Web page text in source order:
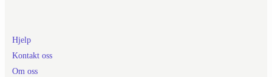
Hjelp
Kontakt oss
Om oss